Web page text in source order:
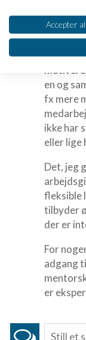
Men ros
være.
Det er
en og
fx mere
ikke har
eller lige
Det, jeg
fleksible
tilbyder
der er
For
adgang
er
Se partnerliste (2
Vi bruger dine data til
IAB's
Opbevare og/
Bruge
annoncering
Oprette
Bruge profiler
annoncering
Oprette
Bruge profiler
Måle
Måle
Forstå
kilder
Accepter